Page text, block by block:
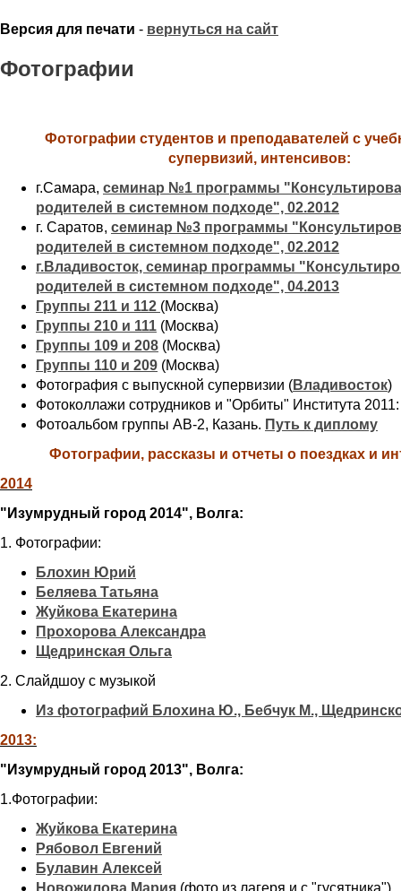
Версия для печати - вернуться на сайт
Фотографии
Фотографии студентов и преподавателей с
супервизий, интенсивов:
г.Самара, семинар №1 программы
родителей в системном подходе", 02.2012
г. Саратов, семинар №3 программы
родителей в системном подходе", 02.2012
г.Владивосток, семинар программы
родителей в системном подходе", 04.2013
Группы 211 и 112 (Москва)
Группы 210 и 111 (Москва)
Группы 109 и 208 (Москва)
Группы 110 и 209 (Москва)
Фотография с выпускной супервизии (Владивосток)
Фотоколлажи сотрудников и "Орбиты" Института
Фотоальбом группы АВ-2, Казань. Путь к диплому
Фотографии, рассказы и отчеты о поездках и
2014
"Изумрудный город 2014", Волга:
1. Фотографии:
Блохин Юрий
Беляева Татьяна
Жуйкова Екатерина
Прохорова Александра
Щедринская Ольга
2. Слайдшоу с музыкой
Из фотографий Блохина Ю., Бебчук М.,
2013:
"Изумрудный город 2013", Волга:
1.Фотографии:
Жуйкова Екатерина
Рябовол Евгений
Булавин Алексей
Новожилова Мария (фото из лагеря и с "гусятника")